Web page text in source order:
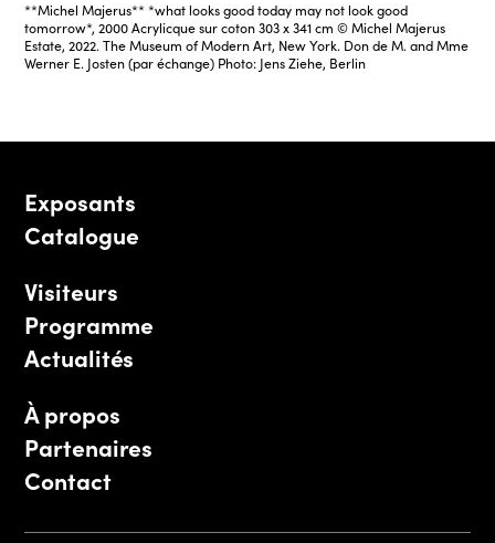
**Michel Majerus** *what looks good today may not look good
tomorrow*, 2000 Acrylicque sur coton 303 x 341 cm © Michel Majerus
Estate, 2022. The Museum of Modern Art, New York. Don de M. and Mme
Werner E. Josten (par échange) Photo: Jens Ziehe, Berlin
Exposants
Catalogue
Visiteurs
Programme
Actualités
À propos
Partenaires
Contact